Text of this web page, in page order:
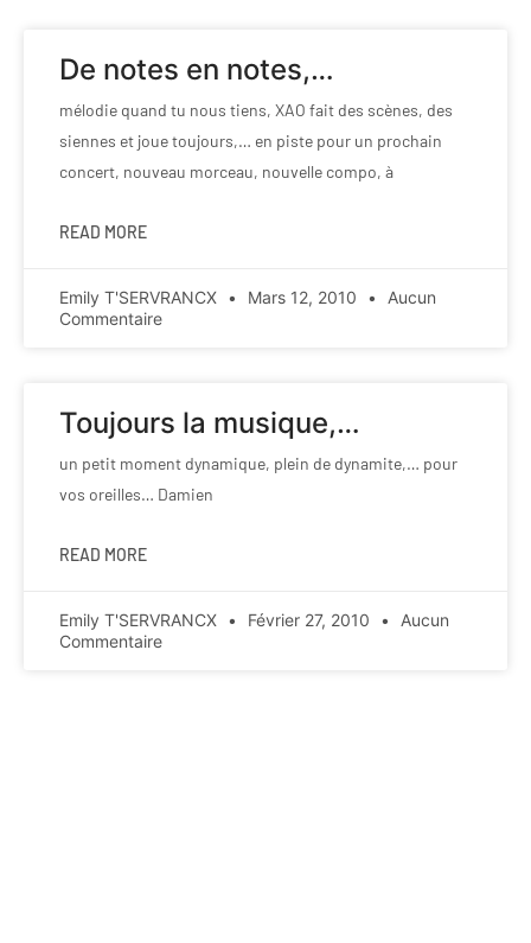
De notes en notes,…
mélodie quand tu nous tiens, XAO fait des scènes, des
siennes et joue toujours,… en piste pour un prochain
concert, nouveau morceau, nouvelle compo, à
READ MORE
Emily T'SERVRANCX Mars 12, 2010
Aucun
Commentaire
Toujours la musique,…
un petit moment dynamique, plein de dynamite,… pour
vos oreilles… Damien
READ MORE
Emily T'SERVRANCX Février 27, 2010
Aucun
Commentaire